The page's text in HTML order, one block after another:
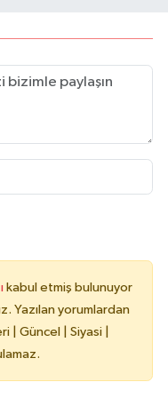
kabul etmiş bulunuyor
Yazılan yorumlardan
| Güncel | Siyasi |